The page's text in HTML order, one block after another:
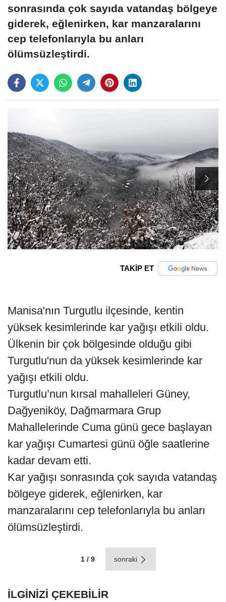
sonrasında çok sayıda vatandaş bölgeye
giderek, eğlenirken, kar manzaralarını
cep telefonlarıyla bu anları
ölümsüzleştirdi.
TAKİP ET
Manisa'nın Turgutlu ilçesinde, kentin
yüksek kesimlerinde kar yağışı etkili oldu.
Ülkenin bir çok bölgesinde olduğu gibi
Turgutlu'nun da yüksek kesimlerinde kar
yağışı etkili oldu.
Turgutlu’nun kırsal mahalleleri Güney,
Dağyeniköy, Dağmarmara Grup
Mahallelerinde Cuma günü gece başlayan
kar yağışı Cumartesi günü öğle saatlerine
kadar devam etti.
Kar yağışı sonrasında çok sayıda vatandaş
bölgeye giderek, eğlenirken, kar
manzaralarını cep telefonlarıyla bu anları
ölümsüzleştirdi.
1 / 9 sonraki
İLGİNİZİ ÇEKEBİLİR